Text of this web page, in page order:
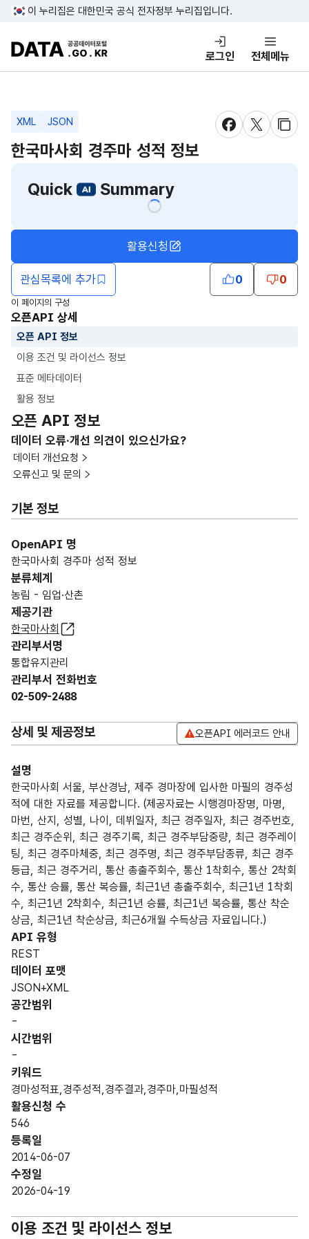
콘텐츠 바로가기
푸터 바로가기
이 누리집은 대한민국 공식 전자정부 누리집입니다.
DATA.GO.KR 공공데이터포털
로그인 전체메뉴
XML JSON
새창 열림새창 열림
새창
한국마사회 경주마 성적 정보
Quick
Summary
관심목록에 추가
활용신청
0 0
이 페이지의 구성
오픈API 상세
오픈 API 정보
이용 조건 및 라이선스 정보
표준 메타데이터
활용 정보
오픈 API 정보
데이터 오류·개선 의견이 있으신가요?
데이터 개선요청
오류신고 및 문의
기본 정보
OpenAPI 명
한국마사회 경주마 성적 정보
분류체계
농림 - 임업·산촌
제공기관
한국마사회
관리부서명
통합유지관리
관리부서 전화번호
02-509-2488
상세 및 제공정보 오픈API 에러코드 안내
설명
한국마사회 서울, 부산경남, 제주 경마장에 입사한 마필의 경주성
적에 대한 자료를 제공합니다. (제공자료는 시행경마장명, 마명,
마번, 산지, 성별, 나이, 데뷔일자, 최근 경주일자, 최근 경주번호,
최근 경주순위, 최근 경주기록, 최근 경주부담중량, 최근 경주레이
팅, 최근 경주마체중, 최근 경주명, 최근 경주부담종류, 최근 경주
등급, 최근 경주거리, 통산 총출주회수, 통산 1착회수, 통산 2착회
수, 통산 승률, 통산 복승률, 최근1년 총출주회수, 최근1년 1착회
수, 최근1년 2착회수, 최근1년 승률, 최근1년 복승률, 통산 착순
상금, 최근1년 착순상금, 최근6개월 수득상금 자료입니다.)
API 유형
REST
데이터 포맷
JSON+XML
공간범위
-
시간범위
-
키워드
경마성적표,경주성적,경주결과,경주마,마필성적
활용신청 수
546
등록일
2014-06-07
수정일
2026-04-19
이용 조건 및 라이선스 정보